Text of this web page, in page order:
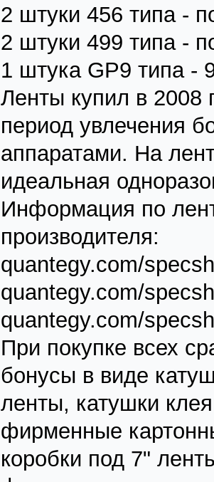
2 штуки 456 типа -
2 штуки 499 типа -
1 штука GP9 типа -
Ленты купил в 2008
период увлечения
аппаратами. На
идеальная
Информация по
производителя:
quantegy.com/
quantegy.com/
quantegy.com/
При покупке всех
бонусы в виде
ленты, катушки
фирменные
коробки под 7"